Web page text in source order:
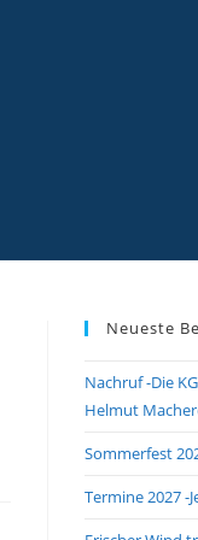
Neueste
Nachruf -Die
Helmut
Sommerfest
Termine 2027 -